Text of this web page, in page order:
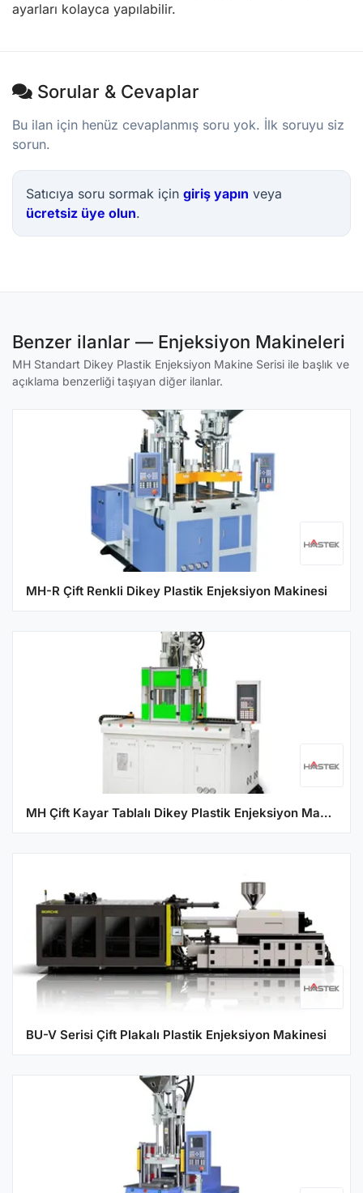
ayarları kolayca yapılabilir.
Sorular & Cevaplar
Bu ilan için henüz cevaplanmış soru yok. İlk soruyu siz
sorun.
Satıcıya soru sormak için giriş yapın veya
ücretsiz üye olun.
Benzer ilanlar — Enjeksiyon Makineleri
MH Standart Dikey Plastik Enjeksiyon Makine Serisi ile başlık ve
açıklama benzerliği taşıyan diğer ilanlar.
MH-R Çift Renkli Dikey Plastik Enjeksiyon Makinesi
MH Çift Kayar Tablalı Dikey Plastik Enjeksiyon Makine Serisi
BU-V Serisi Çift Plakalı Plastik Enjeksiyon Makinesi